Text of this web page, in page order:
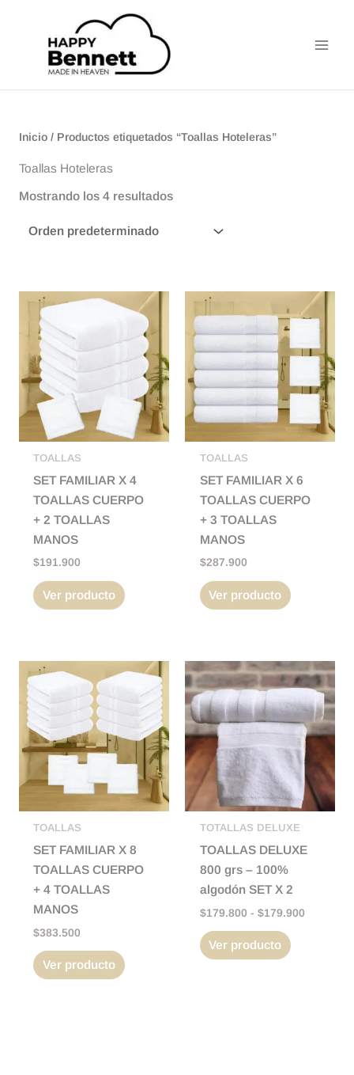
contenido
Inicio/ Productos etiquetados “Toallas Hoteleras”
Toallas Hoteleras
Mostrando los 4 resultados
TOALLAS
SET FAMILIAR X 4
TOALLAS CUERPO
+ 2 TOALLAS
MANOS
$191.900
Ver producto
TOALLAS
SET FAMILIAR X 6
TOALLAS CUERPO
+ 3 TOALLAS
MANOS
$287.900
Ver producto
TOALLAS
SET FAMILIAR X 8
TOALLAS CUERPO
+ 4 TOALLAS
MANOS
$383.500
Ver producto
TOTALLAS DELUXE
TOALLAS DELUXE
800 grs – 100%
algodón SET X 2
$179.800 - $179.900
Rango
precios:
desde
$179.800
hasta
$179.900
Ver producto
Este
producto
tiene
múltiples
variantes.
Las
opciones
se
pueden
elegir
la
página
producto